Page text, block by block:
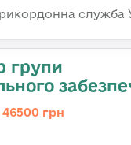
служба
групи
46500 грн